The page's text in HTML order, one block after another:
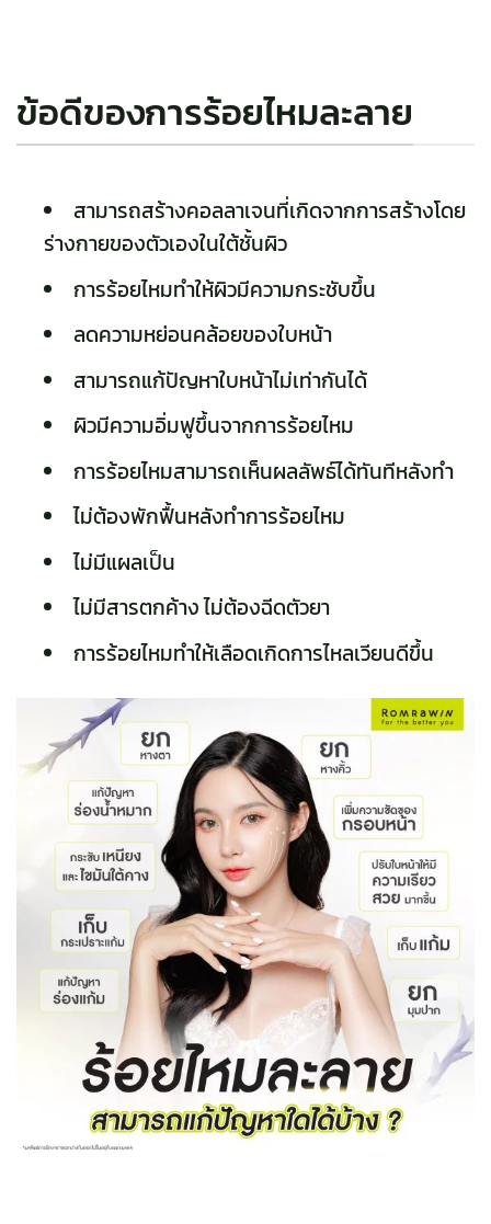
ข้อดีของการร้อยไหมละลาย
สามารถสร้างคอลลาเจนที่เกิดจากการสร้างโดย
ร่างกายของตัวเองในใต้ชั้นผิว
การร้อยไหมทำให้ผิวมีความกระชับขึ้น
ลดความหย่อนคล้อยของใบหน้า
สามารถแก้ปัญหาใบหน้าไม่เท่ากันได้
ผิวมีความอิ่มฟูขึ้นจากการร้อยไหม
การร้อยไหมสามารถเห็นผลลัพธ์ได้ทันทีหลังทำ
ไม่ต้องพักฟื้นหลังทำการร้อยไหม
ไม่มีแผลเป็น
ไม่มีสารตกค้าง ไม่ต้องฉีดตัวยา
การร้อยไหมทำให้เลือดเกิดการไหลเวียนดีขึ้น